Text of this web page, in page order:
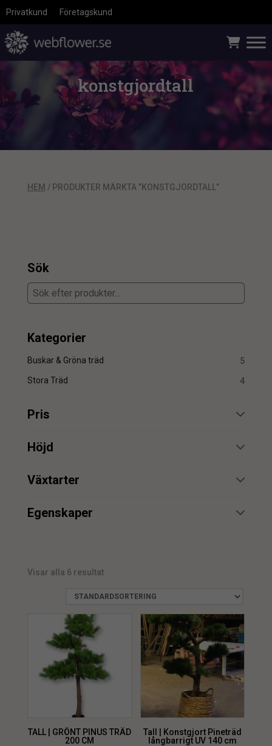
Privatkund Företagskund
konstgjordtall
HEM / PRODUKTER MÄRKTA ”KONSTGJORDTALL”
Sök
Kategorier
Buskar & Gröna träd 5
Stora Träd 4
Pris
min.
min. max.
Höjd
min.
Växtarter
Egenskaper
Visar alla 6 resultat
TALL | GRÖNT PINUS TRÄD
200 CM
Tall | Konstgjort Pineträd
långbarrigt UV 140 cm